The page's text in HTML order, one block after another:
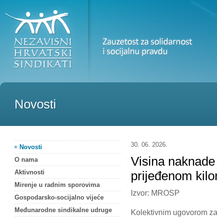
Novosti
30. 06. 2026.
Visina
prijeđenom
Izvor: MROSP
Kolektivnim ugovorom
Novosti
O nama
Aktivnosti
Mirenje u radnim sporovima
Gospodarsko-socijalno vijeće
Međunarodne sindikalne udruge